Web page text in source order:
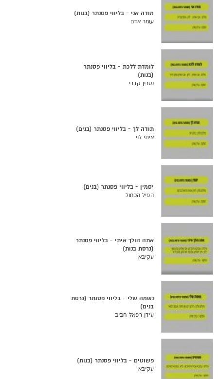
מודה אני - בליווי פסנתר (בנות)
עומר אדם
לומדת ללכת - בליווי פסנתר
(בנות)
נסרין קדרי
תודה לך - בליווי פסנתר (בנים)
איתי לוי
יסמין - בליווי פסנתר (בנים)
הפיל הכחול
אתה הולך איתי - בליווי פסנתר
(גרסת בנות)
עקיבא
נשמה שלי - בליווי פסנתר (גרסת
בנים)
עידן רפאל חביב
פשוטים - בליווי פסנתר (בנות)
עקיבא